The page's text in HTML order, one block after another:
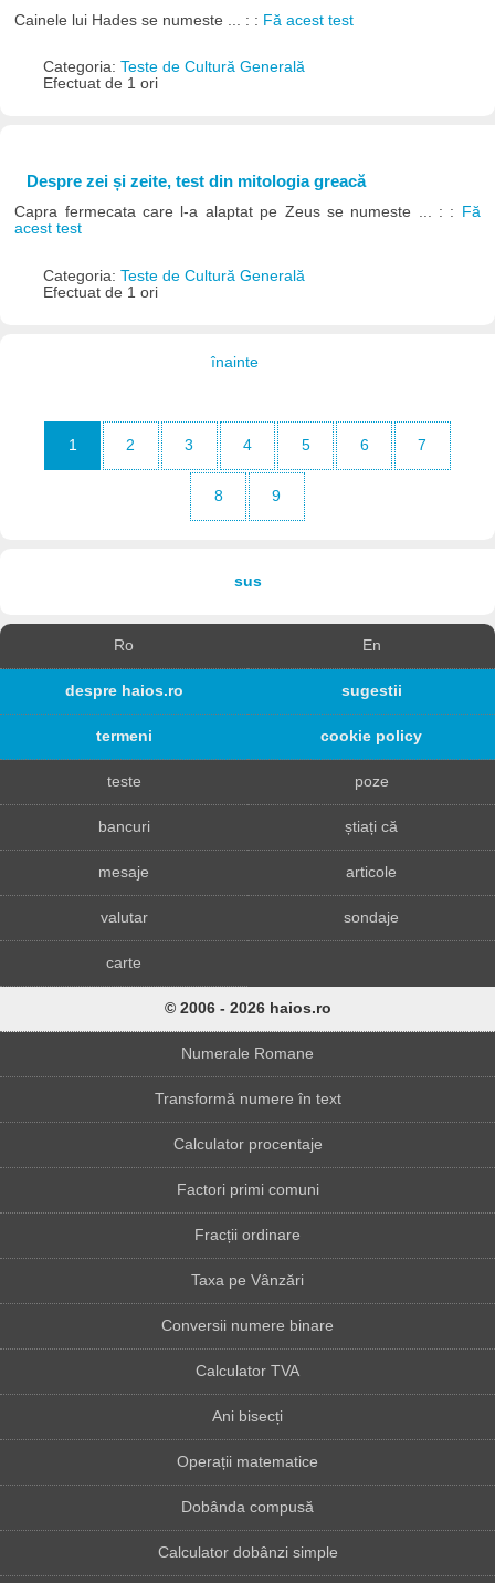
Cainele lui Hades se numeste ... : : Fă acest test
Categoria: Teste de Cultură Generală
Efectuat de 1 ori
Despre zei și zeite, test din mitologia greacă
Capra fermecata care l-a alaptat pe Zeus se numeste ... : :
Fă
acest test
Categoria: Teste de Cultură Generală
Efectuat de 1 ori
înainte
1 2 3 4 5 6 7
8 9
sus
Ro En
despre haios.ro sugestii
termeni cookie policy
teste poze
bancuri știați că
mesaje articole
valutar sondaje
carte
© 2006 - 2026 haios.ro
Numerale Romane
Transformă numere în text
Calculator procentaje
Factori primi comuni
Fracții ordinare
Taxa pe Vânzări
Conversii numere binare
Calculator TVA
Ani bisecți
Operații matematice
Dobânda compusă
Calculator dobânzi simple